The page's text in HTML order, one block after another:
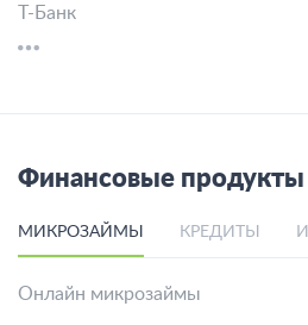
Т-Банк
Финансовые продукты
МИКРОЗАЙМЫ КРЕДИТЫ
Онлайн микрозаймы